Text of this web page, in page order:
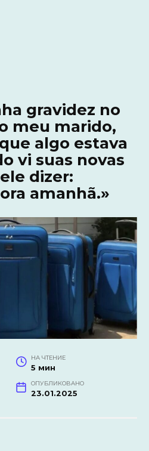
gravidez no
meu marido,
algo estava
vi suas novas
dizer:
amanhã.»
НА ЧТЕНИЕ
5 мин
ОПУБЛИКОВАНО
23.01.2025